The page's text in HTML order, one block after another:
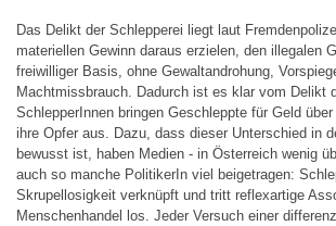
Das Delikt der Schlepperei liegt laut
materiellen Gewinn daraus erzielen, den illegalen
freiwilliger Basis, ohne Gewaltandrohung,
Machtmissbrauch. Dadurch ist es klar vom Delikt
SchlepperInnen bringen Geschleppte für Geld
ihre Opfer aus. Dazu, dass dieser Unterschied in
bewusst ist, haben Medien - in Österreich wenig
auch so manche PolitikerIn viel beigetragen:
Skrupellosigkeit verknüpft und tritt reflexartige
Menschenhandel los. Jeder Versuch einer